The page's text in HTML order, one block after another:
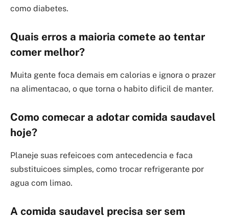
como diabetes.
Quais erros a maioria comete ao tentar
comer melhor?
Muita gente foca demais em calorias e ignora o prazer
na alimentacao, o que torna o habito dificil de manter.
Como comecar a adotar comida saudavel
hoje?
Planeje suas refeicoes com antecedencia e faca
substituicoes simples, como trocar refrigerante por
agua com limao.
A comida saudavel precisa ser sem